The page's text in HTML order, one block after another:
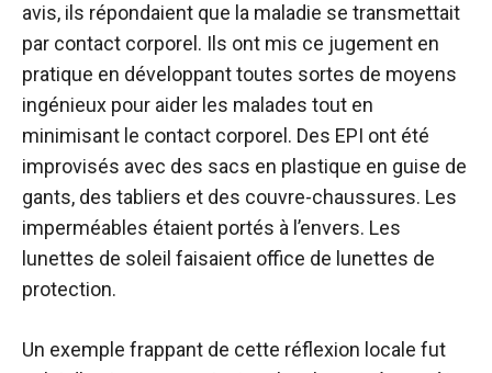
avis, ils répondaient que la maladie se transmettait
par contact corporel. Ils ont mis ce jugement en
pratique en développant toutes sortes de moyens
ingénieux pour aider les malades tout en
minimisant le contact corporel. Des EPI ont été
improvisés avec des sacs en plastique en guise de
gants, des tabliers et des couvre-chaussures. Les
imperméables étaient portés à l’envers. Les
lunettes de soleil faisaient office de lunettes de
protection.
Un exemple frappant de cette réflexion locale fut